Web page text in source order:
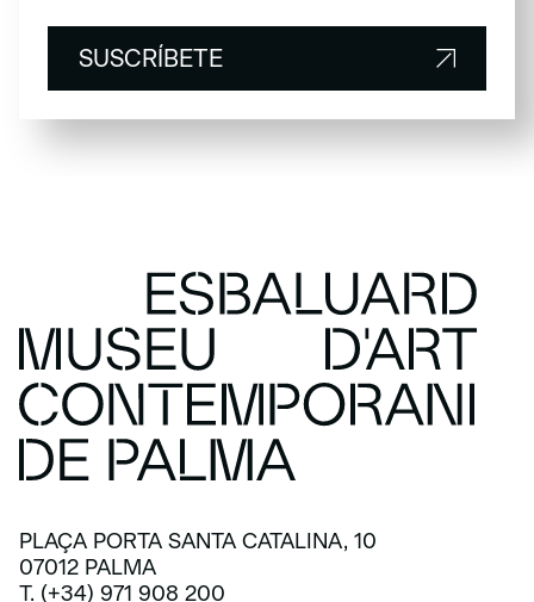
SUSCRÍBETE
SUSCRÍBETE
PLAÇA PORTA SANTA CATALINA, 10
07012 PALMA
T. (+34) 971 908 200